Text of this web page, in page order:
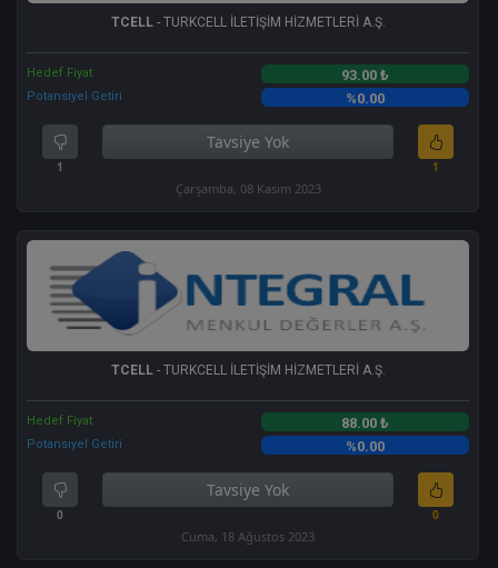
TCELL- TURKCELL İLETİŞİM HİZMETLERİ A.Ş.
Hedef Fiyat 93.00 ₺
Potansiyel Getiri %0.00
1
Tavsiye Yok
1
Çarşamba, 08 Kasım 2023
TCELL- TURKCELL İLETİŞİM HİZMETLERİ A.Ş.
Hedef Fiyat 88.00 ₺
Potansiyel Getiri %0.00
0
Tavsiye Yok
0
Cuma, 18 Ağustos 2023